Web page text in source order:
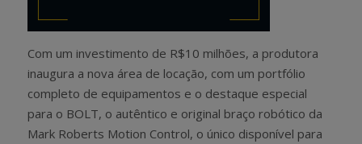
Com um investimento de R$10 milhões, a produtora
inaugura a nova área de locação, com um portfólio
completo de equipamentos e o destaque especial
para o BOLT, o autêntico e original braço robótico da
Mark Roberts Motion Control, o único disponível para